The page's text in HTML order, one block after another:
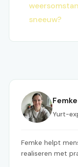
sneeuw?
Yurt-
Femke helpt
realiseren met